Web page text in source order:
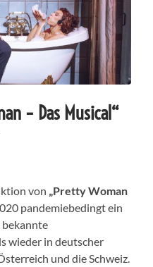
– Das Musical“
von „Pretty Woman
pandemiebedingt ein
wieder in deutscher
und die Schweiz.